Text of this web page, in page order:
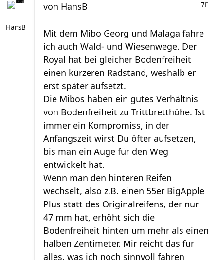
HansB
7
von HansB
Mit dem Mibo Georg und Malaga fahre
ich auch Wald- und Wiesenwege. Der
Royal hat bei gleicher Bodenfreiheit
einen kürzeren Radstand, weshalb er
erst später aufsetzt.
Die Mibos haben ein gutes Verhältnis
von Bodenfreiheit zu Trittbretthöhe. Ist
immer ein Kompromiss, in der
Anfangszeit wirst Du öfter aufsetzen,
bis man ein Auge für den Weg
entwickelt hat.
Wenn man den hinteren Reifen
wechselt, also z.B. einen 55er BigApple
Plus statt des Originalreifens, der nur
47 mm hat, erhöht sich die
Bodenfreiheit hinten um mehr als einen
halben Zentimeter. Mir reicht das für
alles, was ich noch sinnvoll fahren